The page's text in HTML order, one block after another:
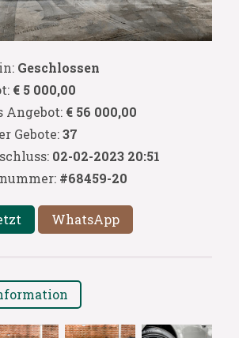
Geschlossen
€ 5 000,00
Angebot: € 56 000,00
Gebote:37
02-02-2023 20:51
#68459-20
WhatsApp